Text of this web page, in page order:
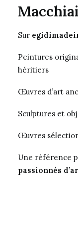
Sur
Peintures
héritiers
Œuvres d’art
Sculptures et
Œuvres
Une référence
passionnés